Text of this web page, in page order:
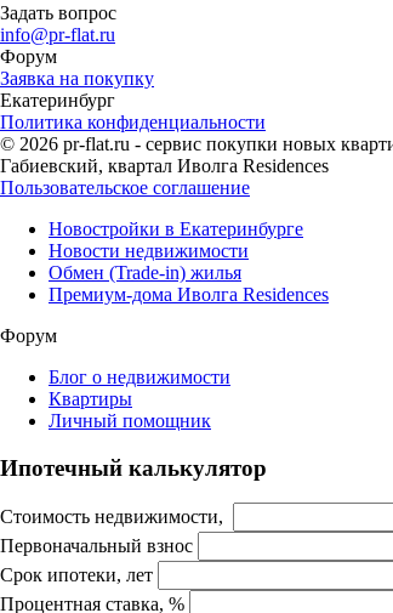
Задать вопрос
info@pr-flat.ru
Форум
Заявка на покупку
Екатеринбург
Политика конфиденциальности
© 2026 pr-flat.ru - сервис покупки новых
Габиевский, квартал Иволга Residences
Пользовательское соглашение
Новостройки в Екатеринбурге
Новости недвижимости
Обмен (Trade-in) жилья
Премиум-дома Иволга Residences
Форум
Блог о недвижимости
Квартиры
Личный помощник
Ипотечный калькулятор
Стоимость недвижимости,
Первоначальный взнос
Срок ипотеки, лет
Процентная ставка, %